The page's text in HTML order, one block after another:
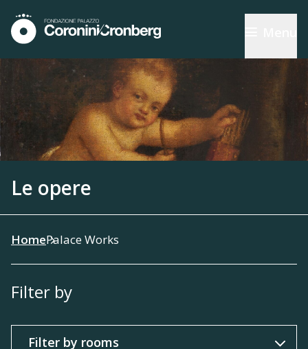
Le opere
HomePalace Works
Filter by